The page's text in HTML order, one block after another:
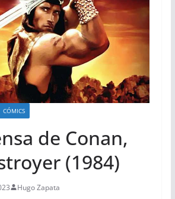
CÓMICS
de Conan,
(1984)
Hugo Zapata